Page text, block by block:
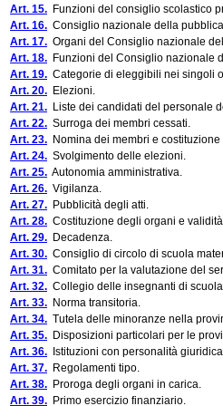
Art. 15. Funzioni del consiglio scolastico
Art. 16. Consiglio nazionale della
Art. 17. Organi del Consiglio nazionale
Art. 18. Funzioni del Consiglio nazionale
Art. 19. Categorie di eleggibili nei singoli
Art. 20. Elezioni.
Art. 21. Liste dei candidati del personale
Art. 22. Surroga dei membri cessati.
Art. 23. Nomina dei membri e
Art. 24. Svolgimento delle elezioni.
Art. 25. Autonomia amministrativa.
Art. 26. Vigilanza.
Art. 27. Pubblicità degli atti.
Art. 28. Costituzione degli organi e
Art. 29. Decadenza.
Art. 30. Consiglio di circolo di scuola
Art. 31. Comitato per la valutazione del
Art. 32. Collegio delle insegnanti di
Art. 33. Norma transitoria.
Art. 34. Tutela delle minoranze nella
Art. 35. Disposizioni particolari per le
Art. 36. Istituzioni con personalità
Art. 37. Regolamenti tipo.
Art. 38. Proroga degli organi in carica.
Art. 39. Primo esercizio finanziario.